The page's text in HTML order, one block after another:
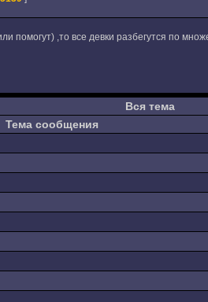
помогут) ,то все девки разбегутся по
Вся тема
Тема сообщения